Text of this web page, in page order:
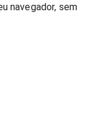
navegador, sem